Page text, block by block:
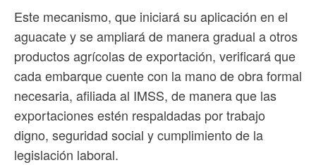
Este mecanismo, que iniciará su aplicación en el
aguacate y se ampliará de manera gradual a otros
productos agrícolas de exportación, verificará que
cada embarque cuente con la mano de obra formal
necesaria, afiliada al IMSS, de manera que las
exportaciones estén respaldadas por trabajo
digno, seguridad social y cumplimiento de la
legislación laboral.